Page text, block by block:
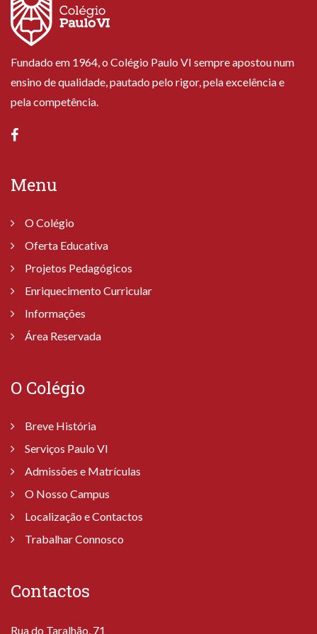
Fundado em 1964, o Colégio Paulo VI sempre apostou num
ensino de qualidade, pautado pelo rigor, pela excelência e
pela competência.
Menu
O Colégio
Oferta Educativa
Projetos Pedagógicos
Enriquecimento Curricular
Informações
Área Reservada
O Colégio
Breve História
Serviços Paulo VI
Admissões e Matrículas
O Nosso Campus
Localização e Contactos
Trabalhar Connosco
Contactos
Rua do Taralhão, 71